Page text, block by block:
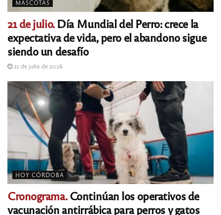
MASCOTAS
21 de julio.Día Mundial del Perro: crece la
expectativa de vida, pero el abandono sigue
siendo un desafío
21 de julio de 2026
HOY CÓRDOBA
Cronograma.Continúan los operativos de
vacunación antirrábica para perros y gatos